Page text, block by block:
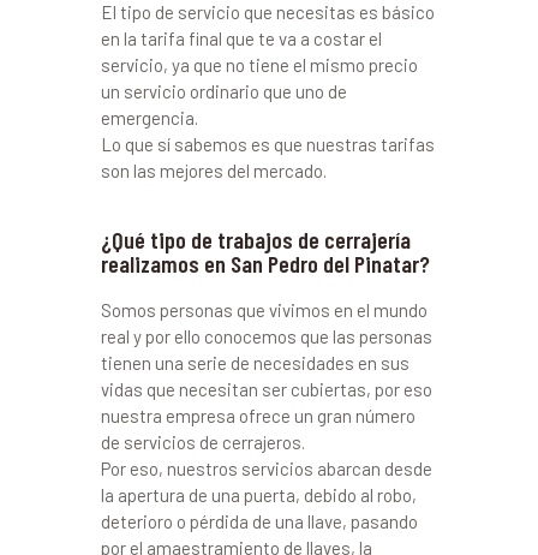
El tipo de servicio que necesitas es básico
en la tarifa final que te va a costar el
servicio, ya que no tiene el mismo precio
un servicio ordinario que uno de
emergencia.
Lo que sí sabemos es que nuestras tarifas
son las mejores del mercado.
¿Qué tipo de trabajos de cerrajería
realizamos en San Pedro del Pinatar?
Somos personas que vivimos en el mundo
real y por ello conocemos que las personas
tienen una serie de necesidades en sus
vidas que necesitan ser cubiertas, por eso
nuestra empresa ofrece un gran número
de servicios de cerrajeros.
Por eso, nuestros servicios abarcan desde
la apertura de una puerta, debido al robo,
deterioro o pérdida de una llave, pasando
por el amaestramiento de llaves, la